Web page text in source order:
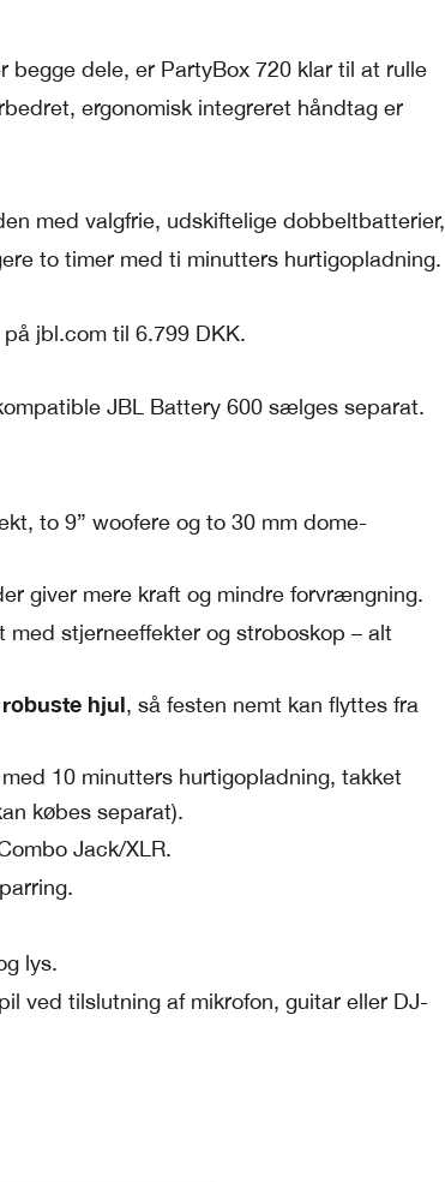
begge dele, er PartyBox 720 klar til at rulle
ergonomisk integreret håndtag er
med valgfrie, udskiftelige dobbeltbatterier,
to timer med ti minutters hurtigopladning.
jbl.com til 6.799 DKK.
JBL Battery 600 sælges separat.
to 9” woofere og to 30 mm dome-
giver mere kraft og mindre forvrængning.
med stjerneeffekter og stroboskop – alt
hjul, så festen nemt kan flyttes fra
10 minutters hurtigopladning, takket
købes separat).
Jack/XLR.
lys.
ved tilslutning af mikrofon, guitar eller DJ-